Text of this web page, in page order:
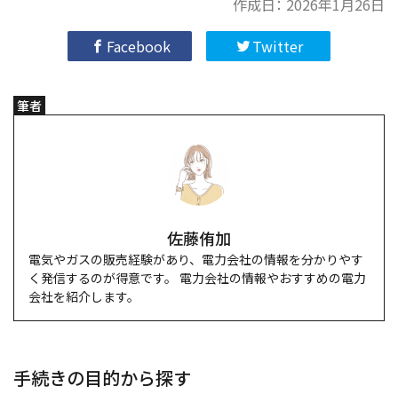
Facebook
Twitter
筆者
佐藤侑加
電気やガスの販売経験があり、電力会社の情報を分かりやす
く発信するのが得意です。 電力会社の情報やおすすめの電力
会社を紹介します。
手続きの目的から探す